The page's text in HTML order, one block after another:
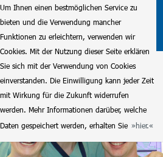
Um Ihnen einen bestmöglichen Service zu
bieten und die Verwendung mancher
Funktionen zu erleichtern, verwenden wir
Cookies. Mit der Nutzung dieser Seite erklären
Sie sich mit der Verwendung von Cookies
einverstanden. Die Einwilligung kann jeder Zeit
mit Wirkung für die Zukunft widerrufen
werden. Mehr Informationen darüber, welche
Daten gespeichert werden, erhalten Sie
hier.